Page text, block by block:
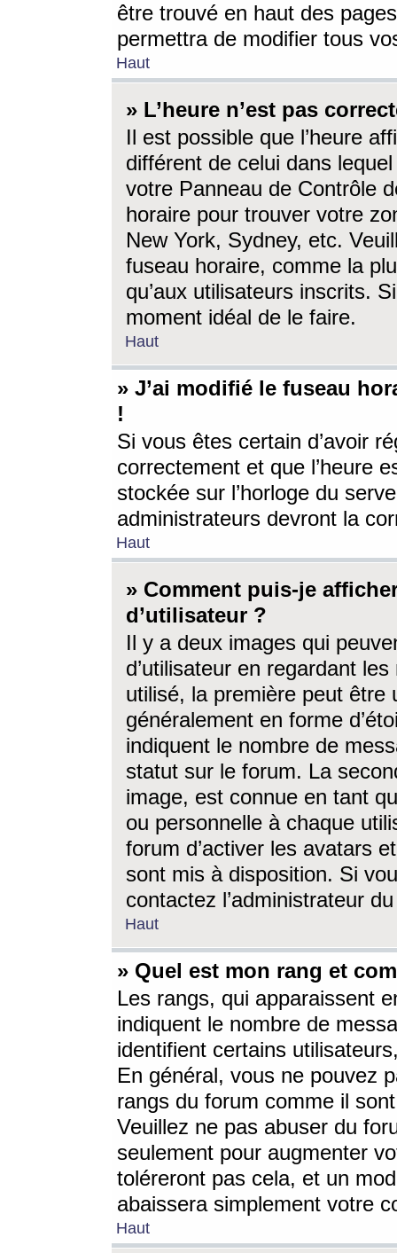
être trouvé en haut des
permettra de modifier tous
Haut
» L’heure n’est pas
Il est possible que l’heure
différent de celui dans
votre Panneau de Contrôle
horaire pour trouver votre
New York, Sydney, etc.
fuseau horaire, comme la
qu’aux utilisateurs inscrits.
moment idéal de le faire.
Haut
» J’ai modifié le fuseau
!
Si vous êtes certain d’avoir
correctement et que l’heure
stockée sur l’horloge du
administrateurs devront la
Haut
» Comment puis-je
d’utilisateur ?
Il y a deux images qui
d’utilisateur en regardant
utilisé, la première peut être
généralement en forme
indiquent le nombre de
statut sur le forum. La
image, est connue en tant
ou personnelle à chaque
forum d’activer les avatars
sont mis à disposition. Si
contactez l’administrateur
Haut
» Quel est mon rang et
Les rangs, qui apparaissent
indiquent le nombre de
identifient certains
En général, vous ne pouvez
rangs du forum comme il
Veuillez ne pas abuser du
seulement pour augmenter
toléreront pas cela, et un
abaissera simplement votre
Haut